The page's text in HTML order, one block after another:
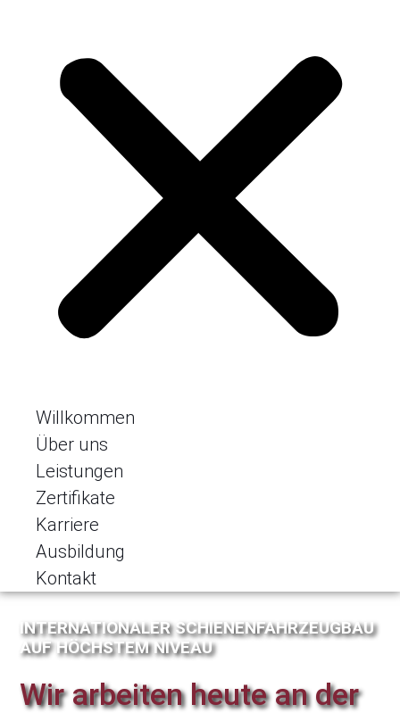
Willkommen
Über uns
Leistungen
Zertifikate
Karriere
Ausbildung
Kontakt
INTERNATIONALER SCHIENENFAHRZEUGBAU
AUF HÖCHSTEM NIVEAU
Wir arbeiten heute an der